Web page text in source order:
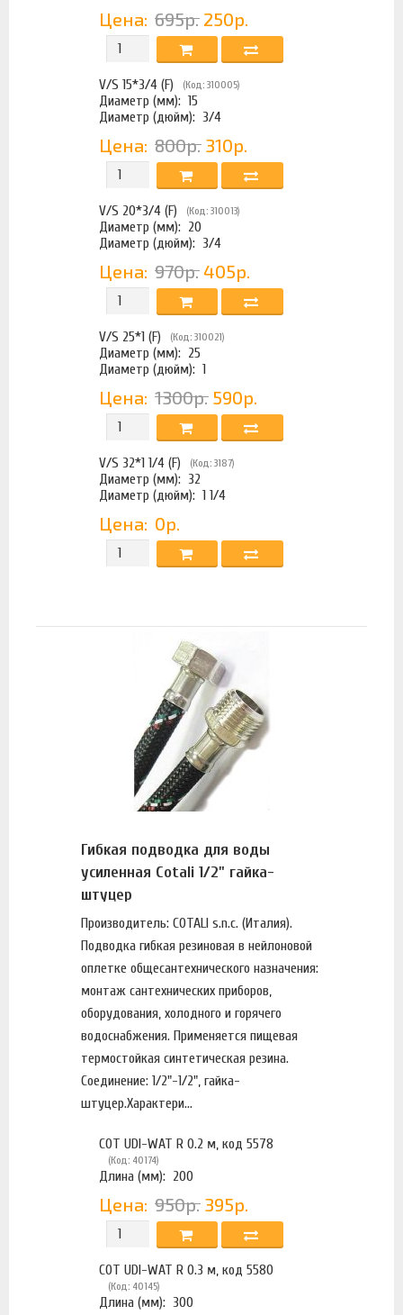
Цена: 695р. 250р.
V/S 15*3/4 (F) (Код: 310005)
Диаметр (мм): 15
Диаметр (дюйм): 3/4
Цена: 800р. 310р.
V/S 20*3/4 (F) (Код: 310013)
Диаметр (мм): 20
Диаметр (дюйм): 3/4
Цена: 970р. 405р.
V/S 25*1 (F) (Код: 310021)
Диаметр (мм): 25
Диаметр (дюйм): 1
Цена: 1300р. 590р.
V/S 32*1 1/4 (F) (Код: 3187)
Диаметр (мм): 32
Диаметр (дюйм): 1 1/4
Цена: 0р.
Гибкая подводка для воды
усиленная Cotali 1/2" гайка-
штуцер
Производитель: COTALI s.n.c. (Италия).
Подводка гибкая резиновая в нейлоновой
оплетке общесантехнического назначения:
монтаж сантехнических приборов,
оборудования, холодного и горячего
водоснабжения. Применяется пищевая
термостойкая синтетическая резина.
Соединение: 1/2"-1/2", гайка-
штуцер.Характери...
COT UDI-WAT R 0.2 м, код 5578
(Код: 40174)
Длина (мм): 200
Цена: 950р. 395р.
COT UDI-WAT R 0.3 м, код 5580
(Код: 40145)
Длина (мм): 300